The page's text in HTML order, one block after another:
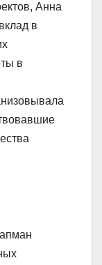
Анна
в
в